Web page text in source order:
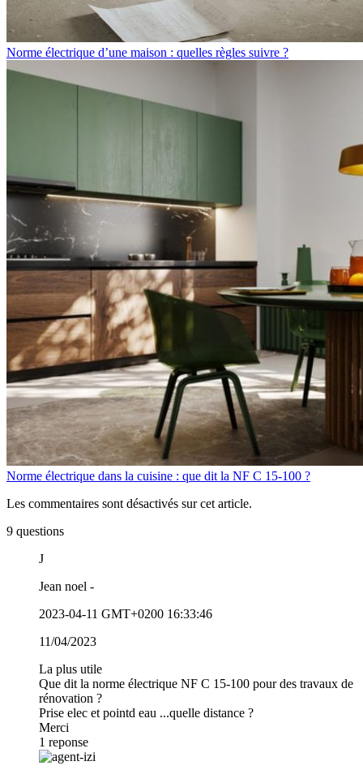
Norme électrique d’une maison : quelles règles suivre ?
Norme électrique dans la cuisine : que dit la NF C 15-100 ?
Les commentaires sont désactivés sur cet article.
9 questions
J
Jean noel -
2023-04-11 GMT+0200 16:33:46
11/04/2023
La plus utile
Que dit la norme électrique NF C 15-100 pour des travaux de
rénovation ?
Prise elec et pointd eau ...quelle distance ?
Merci
1 reponse